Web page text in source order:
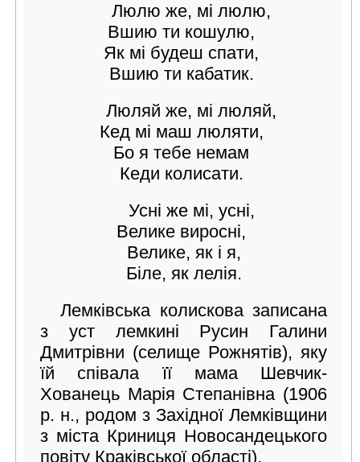
Люлю же, мі люлю,
Вшию ти кошулю,
Як мі будеш спати,
Вшию ти кабатик.
Люляй же, мі люляй,
Кед мі маш люляти,
Бо я тебе немам
Кеди колисати.
Усні же мі, усні,
Велике виросні,
Велике, як і я,
Біле, як лелія.
Лемківська колискова записана
з уст лемкині Русин Галини
Дмитрівни (селище Рожнятів), яку
їй співала її мама Шевчик-
Хованець Марія Степанівна (1906
р. н., родом з Західної Лемківщини
з міста Криниця Новосандецького
повіту Краківської області).